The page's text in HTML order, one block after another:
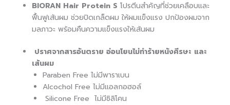
BIORAN Hair Protein S โปรตีนสำคัญที่ช่วยเคลือบและ
ฟื้นฟูเส้นผม ช่วยปิดเกล็ดผม ให้ผมแข็งแรง ปกป้องผมจาก
มลภาวะ พร้อมคืนความแข็งแรงให้เส้นผม
ปราศจากสารอันตราย อ่อนโยนไม่ทำร้ายหนังศีรษะ และ
เส้นผม
Paraben Free ไม่มีพาราเบน
Alcochol Free ไม่มีแอลกอฮอล์
Silicone Free ไม่มีซิลิโคน